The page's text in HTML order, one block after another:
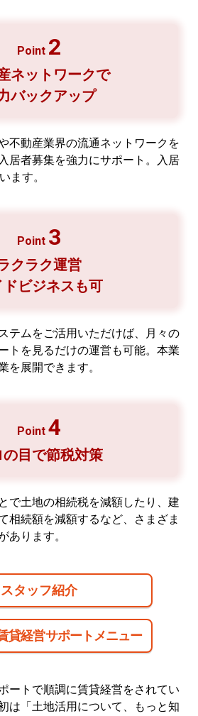
Point 2
ネットワークで
バックアップ
不動産業界の流通ネットワークを
居者募集を強力にサポート。入居
ます。
Point 3
クラク運営
ドビジネスも可
テムをご活用いただけば、月々の
トを見るだけの運営も可能。本業
を展開できます。
Point 4
の目で節税対策
で土地の相続税を減額したり、建
相続額を減額するなど、さまざま
あります。
スタッフ紹介
貸経営サポートメニュー
ートで順調に賃貸経営をされてい
は「土地活用について、もっと知